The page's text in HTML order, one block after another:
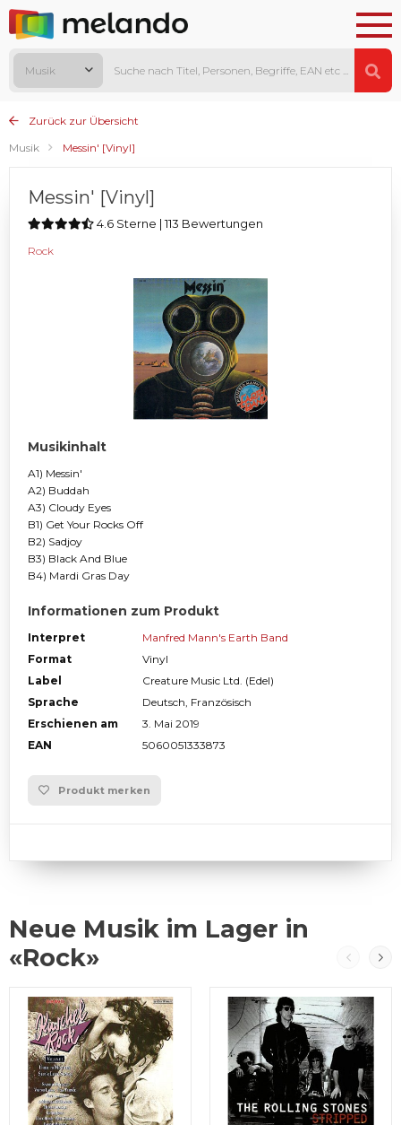
Musik
Zurück zur Übersicht
Musik
Messin' [Vinyl]
Messin' [Vinyl]
4.6 Sterne | 113 Bewertungen
Rock
Musikinhalt
A1) Messin'
A2) Buddah
A3) Cloudy Eyes
B1) Get Your Rocks Off
B2) Sadjoy
B3) Black And Blue
B4) Mardi Gras Day
Informationen zum Produkt
Interpret
Manfred Mann's Earth Band
Format
Vinyl
Label
Creature Music Ltd. (Edel)
Sprache
Deutsch, Französisch
Erschienen am
3. Mai 2019
EAN
5060051333873
Produkt merken
Neue Musik im Lager in
«Rock»